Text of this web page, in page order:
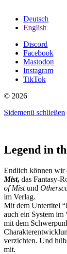
Deutsch
English
Discord
Facebook
Mastodon
Instagram
TikTok
© 2026
Sidemenü schließen
Legend in
Endlich können wir
Mist, das Fantasy-
of Mistund
im Verlag.
Mit dem Untertitel
auch ein System im
mit dem
verzichten. Und
mit.